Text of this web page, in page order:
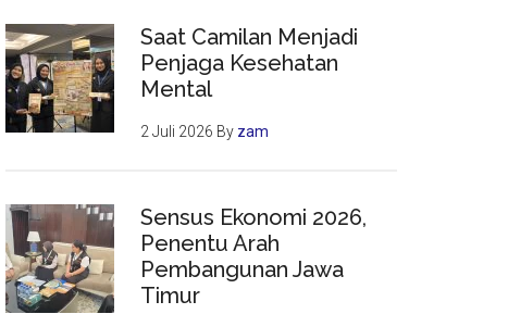
Saat Camilan Menjadi
Penjaga Kesehatan
Mental
2 Juli 2026 By zam
Sensus Ekonomi 2026,
Penentu Arah
Pembangunan Jawa
Timur